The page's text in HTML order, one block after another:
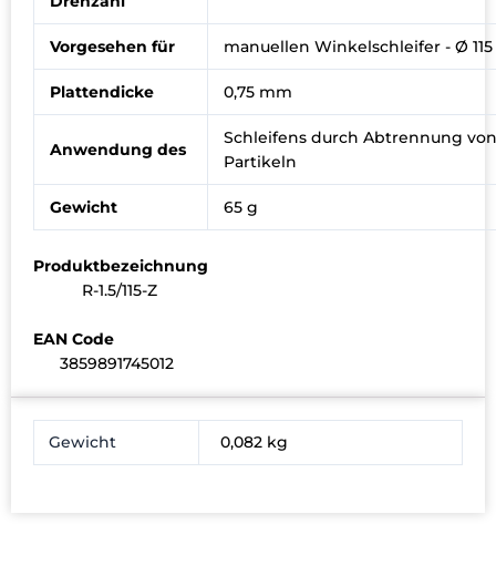
Vorgesehen für manuellen Winkelschleifer - Ø
Plattendicke 0,75 mm
Anwendung des
Schleifens durch Abtrennung von
Partikeln
Gewicht 65 g
Produktbezeichnung
R-1.5/115-Z
EAN Code
3859891745012
Gewicht 0,082 kg